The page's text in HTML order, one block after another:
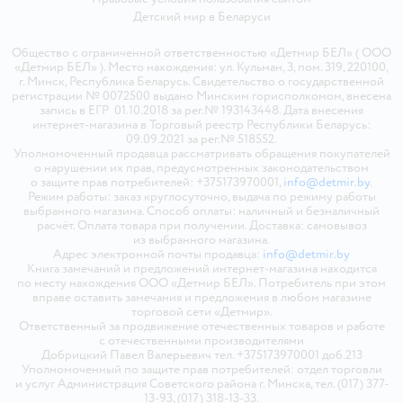
Детский мир в Беларуси
Общество с ограниченной ответственностью «Детмир БЕЛ» ( ООО
«Детмир БЕЛ» ). Место нахождения: ул. Кульман, 3, пом. 319, 220100,
г. Минск, Республика Беларусь. Свидетельство о государственной
регистрации № 0072500 выдано Минским горисполкомом, внесена
запись в ЕГР 01.10.2018 за рег.№ 193143448. Дата внесения
интернет-магазина в Торговый реестр Республики Беларусь:
09.09.2021 за рег.№ 518552.
Уполномоченный продавца рассматривать обращения покупателей
о нарушении их прав, предусмотренных законодательством
о защите прав потребителей: +375173970001, info@detmir.by.
Режим работы: заказ круглосуточно, выдача по режиму работы
выбранного магазина. Способ оплаты: наличный и безналичный
расчёт. Оплата товара при получении. Доставка: самовывоз
из выбранного магазина.
Адрес электронной почты продавца: info@detmir.by
Книга замечаний и предложений интернет-магазина находится
по месту нахождения ООО «Детмир БЕЛ». Потребитель при этом
вправе оставить замечания и предложения в любом магазине
торговой сети «Детмир».
Ответственный за продвижение отечественных товаров и работе
с отечественными производителями
Добрицкий Павел Валерьевич тел. +375173970001 доб.213
Уполномоченный по защите прав потребителей: отдел торговли
и услуг Администрация Советского района г. Минска, тел. (017) 377-
13-93, (017) 318-13-33.